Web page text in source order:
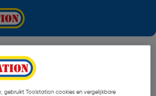
gebruikt Toolstation cookies en vergelijkbare